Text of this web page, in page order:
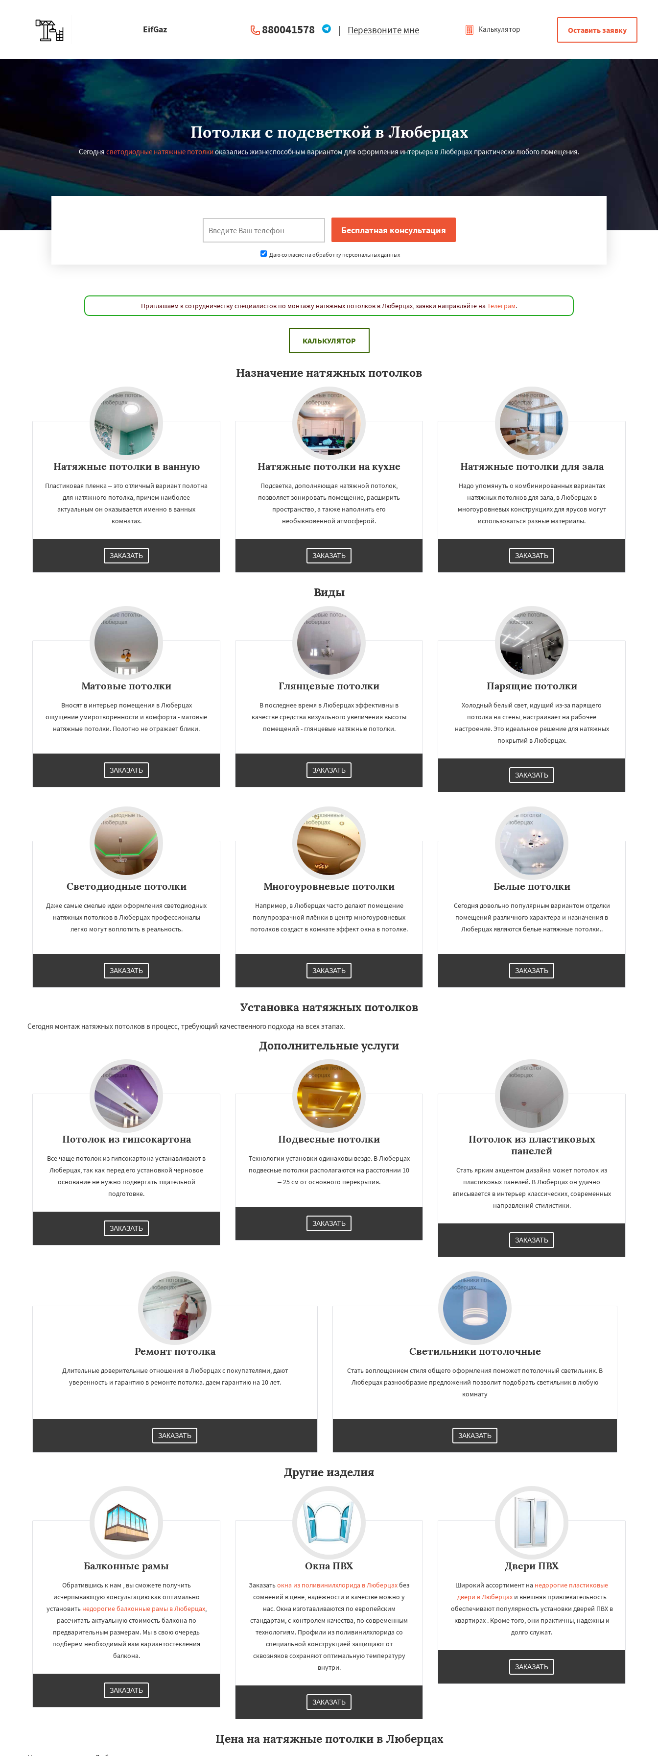
×
Орехово-Зуево
Серпухов
Купавна
Ступино
Химки
Хотьково
Черноголовка Чехов
Шатура
Щелково
Электросталь
Электроугли
Андреево Белоомут
Бобров
Большие Вяземы
EifGaz 880041578 | Перезвоните мне Калькулятор Оставить заявку
Потолки с подсветкой в Люберцах
Сегодня светодиодные натяжные потолкиоказались жизнеспособным вариантом для оформления интерьера в Люберцах практически любого помещения.
Даю согласие на обработку персональных данных
Приглашаем к сотрудничеству специалистов по монтажу натяжных потолков в Люберцах, заявки направляйте на Телеграм.
КАЛЬКУЛЯТОР
Назначение натяжных потолков
Натяжные потолки в ванную
Пластиковая пленка – это отличный вариант полотна
для натяжного потолка, причем наиболее
актуальным он оказывается именно в ванных
комнатах.
ЗАКАЗАТЬ
Натяжные потолки на кухне
Подсветка, дополняющая натяжной потолок,
позволяет зонировать помещение, расширить
пространство, а также наполнить его
необыкновенной атмосферой.
ЗАКАЗАТЬ
Натяжные потолки для зала
Надо упомянуть о комбинированных вариантах
натяжных потолков для зала, в Люберцах в
многоуровневых конструкциях для ярусов могут
использоваться разные материалы.
ЗАКАЗАТЬ
Виды
Матовые потолки
Вносят в интерьер помещения в Люберцах
ощущение умиротворенности и комфорта - матовые
натяжные потолки. Полотно не отражает блики.
ЗАКАЗАТЬ
Глянцевые потолки
В последнее время в Люберцах эффективны в
качестве средства визуального увеличения высоты
помещений - глянцевые натяжные потолки.
ЗАКАЗАТЬ
Парящие потолки
Холодный белый свет, идущий из-за парящего
потолка на стены, настраивает на рабочее
настроение. Это идеальное решение для натяжных
покрытий в Люберцах.
ЗАКАЗАТЬ
Светодиодные потолки
Даже самые смелые идеи оформления светодиодных
натяжных потолков в Люберцах профессионалы
легко могут воплотить в реальность.
ЗАКАЗАТЬ
Многоуровневые потолки
Например, в Люберцах часто делают помещение
полупрозрачной плёнки в центр многоуровневых
потолков создаст в комнате эффект окна в потолке.
ЗАКАЗАТЬ
Белые потолки
Сегодня довольно популярным вариантом отделки
помещений различного характера и назначения в
Люберцах являются белые натяжные потолки..
ЗАКАЗАТЬ
Установка натяжных потолков
Сегодня монтаж натяжных потолков в процесс, требующий качественного подхода на всех этапах.
Дополнительные услуги
Потолок из гипсокартона
Все чаще потолок из гипсокартона устанавливают в
Люберцах, так как перед его установкой черновое
основание не нужно подвергать тщательной
подготовке.
ЗАКАЗАТЬ
Подвесные потолки
Технологии установки одинаковы везде. В Люберцах
подвесные потолки располагаются на расстоянии 10
– 25 см от основного перекрытия.
ЗАКАЗАТЬ
Потолок из пластиковых
панелей
Стать ярким акцентом дизайна может потолок из
пластиковых панелей. В Люберцах он удачно
вписывается в интерьер классических, современных
направлений стилистики.
ЗАКАЗАТЬ
Ремонт потолка
Длительные доверительные отношения в Люберцах с покупателями, дают
уверенность и гарантию в ремонте потолка. даем гарантию на 10 лет.
ЗАКАЗАТЬ
Светильники потолочные
Стать воплощением стиля общего оформления поможет потолочный светильник. В
Люберцах разнообразие предложений позволит подобрать светильник в любую
комнату
ЗАКАЗАТЬ
Другие изделия
Балконные рамы
Обратившись к нам , вы сможете получить
исчерпывающую консультацию как оптимально
установить недорогие балконные рамы в Люберцах,
рассчитать актуальную стоимость балкона по
предварительным размерам. Мы в свою очередь
подберем необходимый вам вариантостекления
балкона.
ЗАКАЗАТЬ
Окна ПВХ
Заказатьокна из поливинилхлорида в Люберцахбез
сомнений в цене, надёжности и качестве можно у
нас. Окна изготавливаются по европейским
стандартам, с контролем качества, по современным
технологиям. Профили из поливинилхлорида со
специальной конструкцией защищают от
сквозняков сохраняют оптимальную температуру
внутри.
ЗАКАЗАТЬ
Двери ПВХ
Широкий ассортимент на недорогие пластиковые
двери в Люберцахи внешняя привлекательность
обеспечивают популярность установки дверей ПВХ в
квартирах . Кроме того, они практичны, надежны и
долго служат.
ЗАКАЗАТЬ
Цена на натяжные потолки в Люберцах
×
Даю согласие на обработку персональных данных